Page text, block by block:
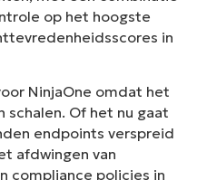
op het hoogste
in
NinjaOne omdat het
schalen. Of het nu gaat
endpoints verspreid
afdwingen van
compliance policies in